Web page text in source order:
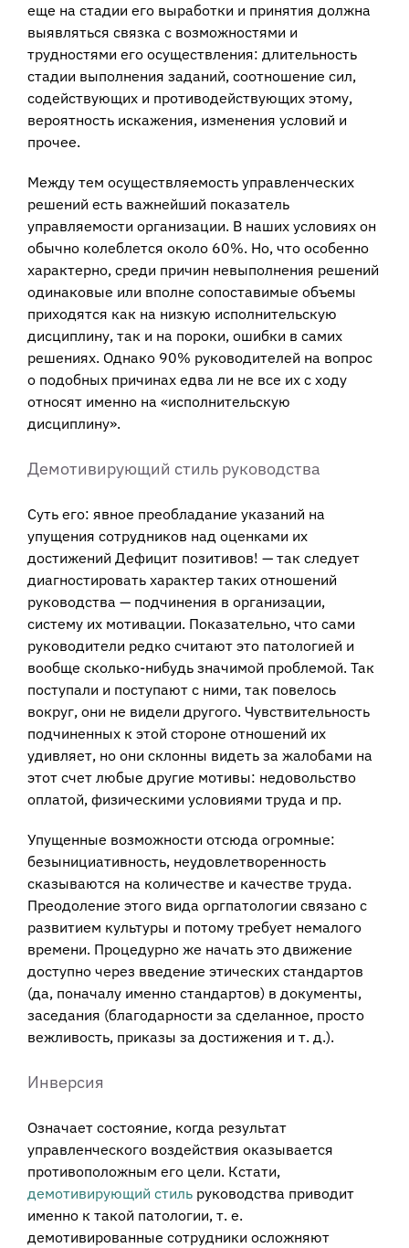
еще на стадии его выработки и принятия должна
выявляться связка с возможностями и
трудностями его осуществления: длительность
стадии выполнения заданий, соотношение сил,
содействующих и противодействующих этому,
вероятность искажения, изменения условий и
прочее.
Между тем осуществляемость управленческих
решений есть важнейший показатель
управляемости организации. В наших условиях он
обычно колеблется около 60%. Но, что особенно
характерно, среди причин невыполнения решений
одинаковые или вполне сопоставимые объемы
приходятся как на низкую исполнительскую
дисциплину, так и на пороки, ошибки в самих
решениях. Однако 90% руководителей на вопрос
о подобных причинах едва ли не все их с ходу
относят именно на «исполнительскую
дисциплину».
Демотивирующий стиль руководства
Суть его: явное преобладание указаний на
упущения сотрудников над оценками их
достижений Дефицит позитивов! — так следует
диагностировать характер таких отношений
руководства — подчинения в организации,
систему их мотивации. Показательно, что сами
руководители редко считают это патологией и
вообще сколько-нибудь значимой проблемой. Так
поступали и поступают с ними, так повелось
вокруг, они не видели другого. Чувствительность
подчиненных к этой стороне отношений их
удивляет, но они склонны видеть за жалобами на
этот счет любые другие мотивы: недовольство
оплатой, физическими условиями труда и пр.
Упущенные возможности отсюда огромные:
безынициативность, неудовлетворенность
сказываются на количестве и качестве труда.
Преодоление этого вида оргпатологии связано с
развитием культуры и потому требует немалого
времени. Процедурно же начать это движение
доступно через введение этических стандартов
(да, поначалу именно стандартов) в документы,
заседания (благодарности за сделанное, просто
вежливость, приказы за достижения и т. д.).
Инверсия
Означает состояние, когда результат
управленческого воздействия оказывается
противоположным его цели. Кстати,
демотивирующий стиль руководства приводит
именно к такой патологии, т. е.
демотивированные сотрудники осложняют